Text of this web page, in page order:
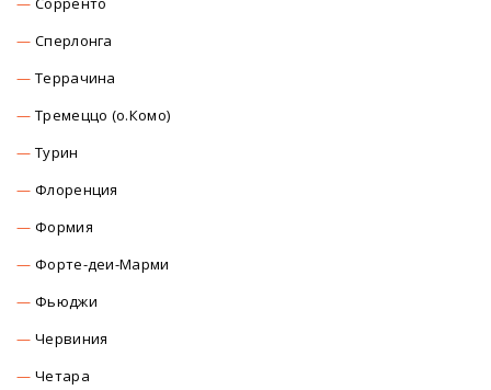
Сперлонга
Террачина
Тремеццо (о.Комо)
Турин
Флоренция
Формия
Форте-деи-Марми
Фьюджи
Червиния
Четара